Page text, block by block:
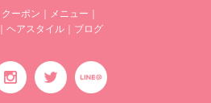
クーポン ｜ メニュー ｜
｜ ヘアスタイル ｜ ブログ